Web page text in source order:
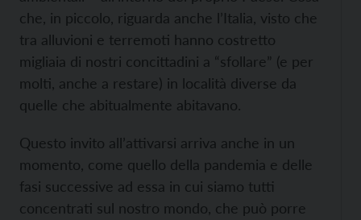
che, in piccolo, riguarda anche l’Italia, visto che
tra alluvioni e terremoti hanno costretto
migliaia di nostri concittadini a “sfollare” (e per
molti, anche a restare) in località diverse da
quelle che abitualmente abitavano.
Questo invito all’attivarsi arriva anche in un
momento, come quello della pandemia e delle
fasi successive ad essa in cui siamo tutti
concentrati sul nostro mondo, che può porre